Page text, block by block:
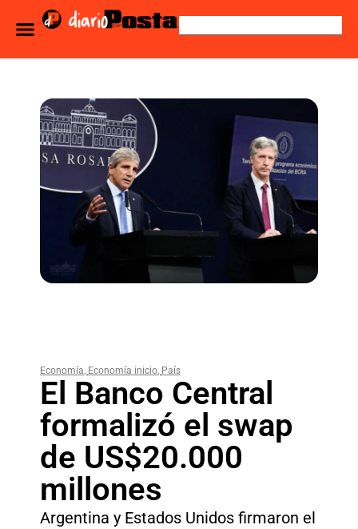
Economía, Economía inicio, País
El Banco Central
formalizó el swap
de US$20.000
millones
Argentina y Estados Unidos firmaron el